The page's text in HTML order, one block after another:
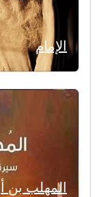
الإمام
المهلب بن